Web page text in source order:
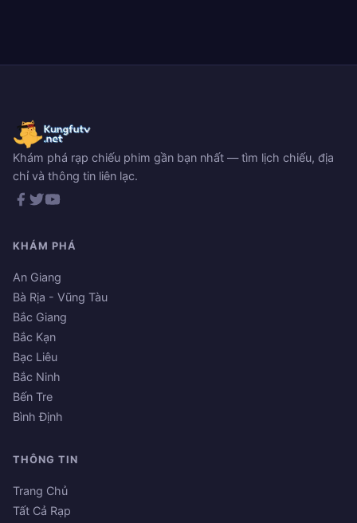
Khám phá rạp chiếu phim gần bạn nhất — tìm lịch chiếu, địa
chỉ và thông tin liên lạc.
KHÁM PHÁ
An Giang
Bà Rịa - Vũng Tàu
Bắc Giang
Bắc Kạn
Bạc Liêu
Bắc Ninh
Bến Tre
Bình Định
THÔNG TIN
Trang Chủ
Tất Cả Rạp